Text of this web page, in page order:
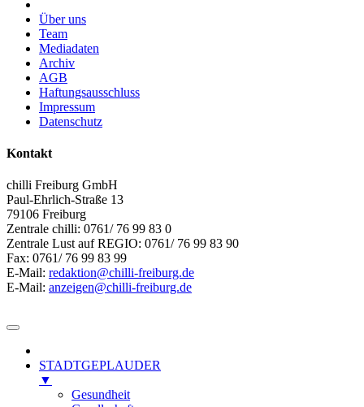
Über uns
Team
Mediadaten
Archiv
AGB
Haftungsausschluss
Impressum
Datenschutz
Kontakt
chilli Freiburg GmbH
Paul-Ehrlich-Straße 13
79106 Freiburg
Zentrale chilli: 0761/ 76 99 83 0
Zentrale Lust auf REGIO: 0761/ 76 99 83 90
Fax: 0761/ 76 99 83 99
E-Mail: redaktion@chilli-freiburg.de
E-Mail: anzeigen@chilli-freiburg.de
STADTGEPLAUDER
▼
Gesundheit